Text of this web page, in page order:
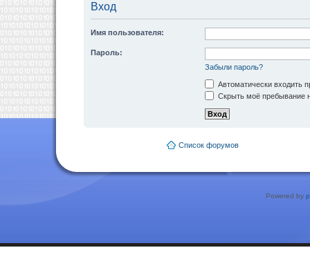
Вход
Имя пользователя:
Пароль:
Забыли пароль?
Автоматически входить
Скрыть моё пребывание
Список форумов
Powered by